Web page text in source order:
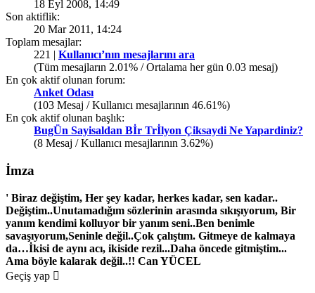
18 Eyl 2008, 14:49
Son aktiflik:
20 Mar 2011, 14:24
Toplam mesajlar:
221 | Kullanıcı’nın mesajlarını ara
(Tüm mesajların 2.01% / Ortalama her gün 0.03 mesaj)
En çok aktif olunan forum:
Anket Odası
(103 Mesaj / Kullanıcı mesajlarının 46.61%)
En çok aktif olunan başlık:
BugÜn Sayisaldan Bİr Trİlyon Çiksaydi Ne Yapardiniz?
(8 Mesaj / Kullanıcı mesajlarının 3.62%)
İmza
' Biraz değiştim, Her şey kadar, herkes kadar, sen kadar..
Değiştim..Unutamadığım sözlerinin arasında sıkışıyorum, Bir
yanım kendimi kolluyor bir yanım seni..Ben benimle
savaşıyorum,Seninle değil..Çok çalıştım. Gitmeye de kalmaya
da…İkisi de aynı acı, ikiside rezil...Daha öncede gitmiştim...
Ama böyle kalarak değil..!! Can YÜCEL
Geçiş yap